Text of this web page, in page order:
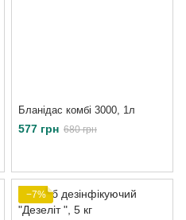
Бланідас комбі 3000, 1л
577 грн 680 грн
−7%